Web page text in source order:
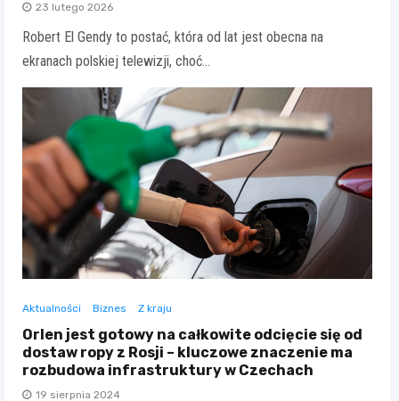
23 lutego 2026
Robert El Gendy to postać, która od lat jest obecna na
ekranach polskiej telewizji, choć…
Aktualności Biznes Z kraju
Orlen jest gotowy na całkowite odcięcie się od
dostaw ropy z Rosji – kluczowe znaczenie ma
rozbudowa infrastruktury w Czechach
19 sierpnia 2024